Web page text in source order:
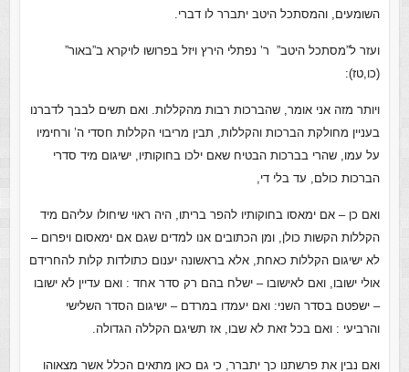
השומעים, והמסתכל היטב יתברר לו דברי.
ועזר ל”מסתכל היטב” ר’ נפתלי הירץ ויזל בפרושו לויקרא ב”באור”
(כו,טז):
ויותר מזה אני אומר, שהברכות רבות מהקללות. ואם תשים לבבך לדברנו
בעניין מחולקת הברכות והקללות, תבין מריבוי הקללות חסדי ה’ ורחימיו
על עמו, שהרי בברכות הבטיח שאם ילכו בחוקותיו, ישיגום מיד סדרי
הברכות כולם, עד בלי די,
ואם כן – אם ימאסו בחוקותיו להפר בריתו, היה ראוי שיחולו עליהם מיד
הקללות הקשות כולן, ומן הכתובים אנו למדים שגם אם ימאסום ויפרום –
לא ישיגום הקללות כאחת, אלא בראשונה יענום כתולדות קלות להחרידם
אולי ישובו, ואם לאישובו – ישלח בהם רק סדר אחד : ואם עדיין לא ישובו
– ישפטם בסדר השני: ואם יעמדו במרדם – ישיגום הסדר השלישי
והרביעי : ואם בכל זאת לא שבו, אז תשיגם הקללה הגדולה.
ואם נבין את פרשתנו כך יתברר, כי גם כאן מתאים הכלל אשר מצאוהו